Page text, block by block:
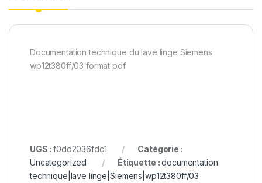
Documentation technique du lave linge Siemens
wp12t380ff/03 format pdf
UGS :f0dd2036fdc1
Catégorie :
Uncategorized
Étiquette :documentation
technique|lave linge|Siemens|wp12t380ff/03